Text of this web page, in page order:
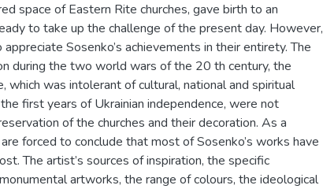
space of Eastern Rite churches, gave birth to an
to take up the challenge of the present day. However,
Sosenko’s achievements in their entirety. The
during the two world wars of the 20 th century, the
which was intolerant of cultural, national and spiritual
first years of Ukrainian independence, were not
of the churches and their decoration. As a
forced to conclude that most of Sosenko’s works have
The artist’s sources of inspiration, the specific
artworks, the range of colours, the ideological